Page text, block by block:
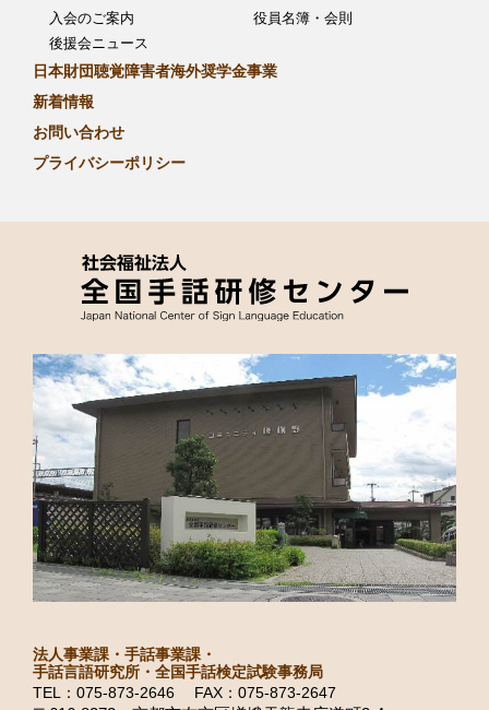
入会のご案内
役員名簿・会則
後援会ニュース
日本財団聴覚障害者海外奨学金事業
新着情報
お問い合わせ
プライバシーポリシー
法人事業課・手話事業課・
手話言語研究所・全国手話検定試験事務局
TEL：075-873-2646 FAX：075-873-2647